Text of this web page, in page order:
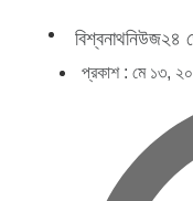
বিশ্বনাথনিউজ২৪
প্রকাশ : মে ১৩,